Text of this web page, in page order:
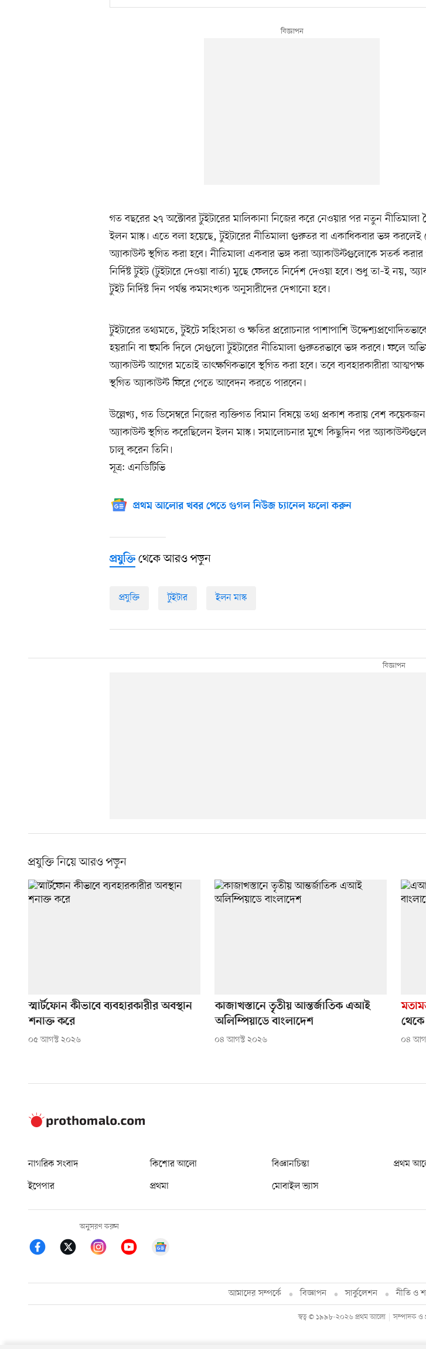
গত বছরের ২৭ অক্টোবর টুইটারের মালিকানা নিজের করে নেওয়ার পর নতুন নীতিমালা
ইলন মাস্ক। এতে বলা হয়েছে, টুইটারের নীতিমালা গুরুতর বা একাধিকবার ভঙ্গ
অ্যাকাউন্ট স্থগিত করা হবে। নীতিমালা একবার ভঙ্গ করা অ্যাকাউন্টগুলোকে সতর্ক করার
নির্দিষ্ট টুইট (টুইটারে দেওয়া বার্তা) মুছে ফেলতে নির্দেশ দেওয়া হবে। শুধু তা–ই নয়,
টুইট নির্দিষ্ট দিন পর্যন্ত কমসংখ্যক অনুসারীদের দেখানো হবে।
টুইটারের তথ্যমতে, টুইটে সহিংসতা ও ক্ষতির প্ররোচনার পাশাপাশি
হয়রানি বা হুমকি দিলে সেগুলো টুইটারের নীতিমালা গুরুতরভাবে ভঙ্গ করবে। ফলে
অ্যাকাউন্ট আগের মতোই তাৎক্ষণিকভাবে স্থগিত করা হবে। তবে ব্যবহারকারীরা
স্থগিত অ্যাকাউন্ট ফিরে পেতে আবেদন করতে পারবেন।
উল্লেখ্য, গত ডিসেম্বরে নিজের ব্যক্তিগত বিমান বিষয়ে তথ্য প্রকাশ করায় বেশ কয়েকজন
অ্যাকাউন্ট স্থগিত করেছিলেন ইলন মাস্ক। সমালোচনার মুখে কিছুদিন পর
চালু করেন তিনি।
সূত্র: এনডিটিভি
প্রথম আলোর খবর পেতে গুগল নিউজ চ্যানেল ফলো করুন
প্রযুক্তি থেকে আরও পড়ুন
প্রযুক্তি টুইটার ইলন মাস্ক
প্রযুক্তি নিয়ে আরও পড়ুন
স্মার্টফোন কীভাবে ব্যবহারকারীর অবস্থান
শনাক্ত করে
০৫ আগস্ট ২০২৬
কাজাখস্তানে তৃতীয় আন্তর্জাতিক এআই
অলিম্পিয়াডে বাংলাদেশ
০৪ আগস্ট ২০২৬
থেকে
০৪
নাগরিক সংবাদ কিশোর আলো বিজ্ঞানচিন্তা প্রথম
ইপেপার
প্রথমা মোবাইল ভ্যাস
অনুসরণ করুন
আমাদের সম্পর্কে বিজ্ঞাপন সার্কুলেশন নীতি ও
স্বত্ব © ১৯৯৮-২০২৬ প্রথম আলো সম্পাদক ও